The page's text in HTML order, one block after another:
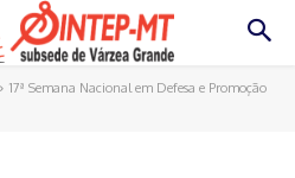
17ª Semana Nacional em Defesa e Promoção